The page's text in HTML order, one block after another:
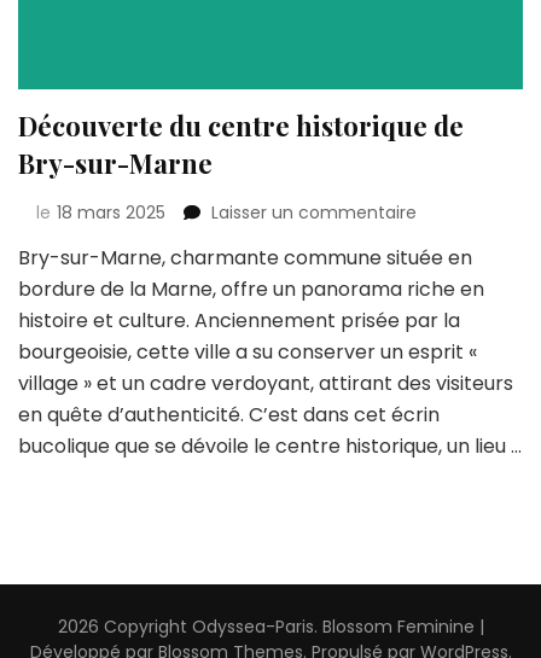
Découverte du centre historique de
Bry-sur-Marne
le 18 mars 2025 Laisser un commentaire
du
centre
historique
Bry-
sur-
Marne
Bry-sur-Marne, charmante commune située en
bordure de la Marne, offre un panorama riche en
histoire et culture. Anciennement prisée par la
bourgeoisie, cette ville a su conserver un esprit «
village » et un cadre verdoyant, attirant des visiteurs
en quête d’authenticité. C’est dans cet écrin
bucolique que se dévoile le centre historique, un lieu …
2026 Copyright Odyssea-Paris. Blossom Feminine |
Développé par Blossom Themes. Propulsé par WordPress.